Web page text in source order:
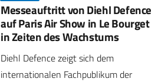
Messeauftritt von Diehl Defence
auf Paris Air Show in Le Bourget
in Zeiten des Wachstums
Diehl Defence zeigt sich dem
internationalen Fachpublikum der